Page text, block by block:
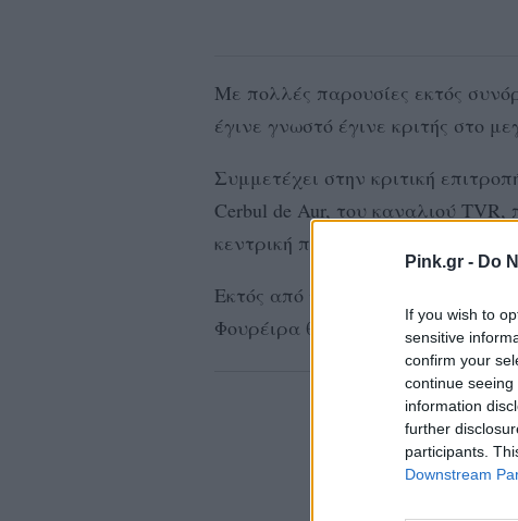
Pink.gr - Do
If you wish to
sensitive
confirm your
continue
information
further
participants.
Downstream
Με πολλές παρουσίες εκτός
έγινε γνωστό έγινε κριτής στο
Συμμετέχει στην κριτική
Cerbul de Aur, του καναλιού TVR,
κεντρική πλατεία της πόλης Brasov.
Εκτός από τη βαθμολόγηση των
Φουρέιρα θα τραγουδήσει.